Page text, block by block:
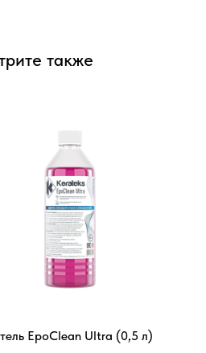
также
EpoClean Ultra (0,5 л)